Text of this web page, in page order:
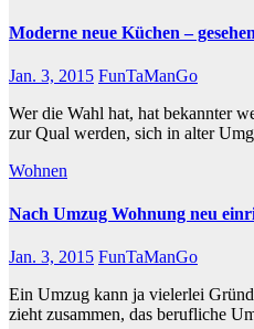
Moderne neue Küchen –
Jan. 3, 2015 FunTaManGo
Wer die Wahl hat, hat bekannter
zur Qual werden, sich in alter
Wohnen
Nach Umzug Wohnung neu
Jan. 3, 2015 FunTaManGo
Ein Umzug kann ja vielerlei
zieht zusammen, das berufliche